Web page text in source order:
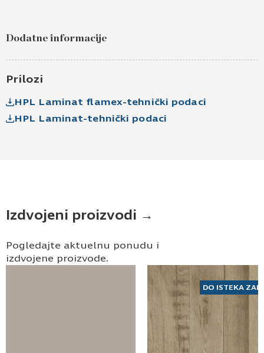
Ime i prezime
Kontakt e-pošta
Prihvatam
Prijavljujem se za vesti i obaveštenja putem
Dodatne informacije
Prilozi
HPL Laminat flamex-tehnički podaci
HPL Laminat-tehnički podaci
Izdvojeni proizvodi →
Pogledajte aktuelnu ponudu i
izdvojene proizvode.
DO ISTEKA